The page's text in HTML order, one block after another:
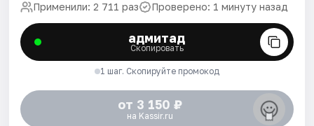
Применили: 2 711 раз Проверено: 1 минуту назад
адмитад
Скопировать
1 шаг. Скопируйте промокод
от 3 150 ₽
на Kassir.ru